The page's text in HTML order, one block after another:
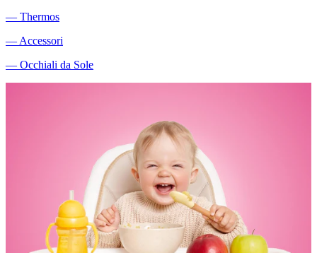
― Thermos
― Accessori
― Occhiali da Sole